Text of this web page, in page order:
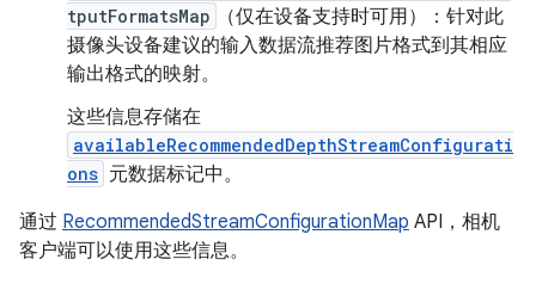
tputFormatsMap
（仅在设备支持时可用）：针对此
摄像头设备建议的输入数据流推荐图片格式到其相应
输出格式的映射。
这些信息存储在
availableRecommendedDepthStreamConfigurati
ons 元数据标记中。
通过 RecommendedStreamConfigurationMap API，相机
客户端可以使用这些信息。